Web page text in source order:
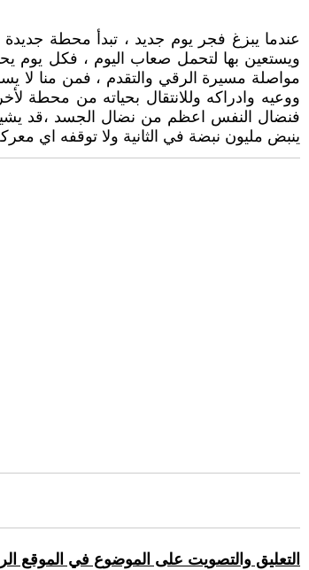
عندما يبزغ فجر يوم جديد ، تبدأ محطة جديدة
ويستعين بها لتحمل صعاب اليوم ، فكل يوم
مواصلة مسيرة الرقي والتقدم ، فمن منا لا
ووعيه وادراكه وللانتقال بحياته من محطة
فنضال النفس اعظم من نضال الجسد ،قد يشيخ
ينبض مليون نبضة في الثانية ولا توقفه اي
التعليق والتصويت على الموضوع في الموقع